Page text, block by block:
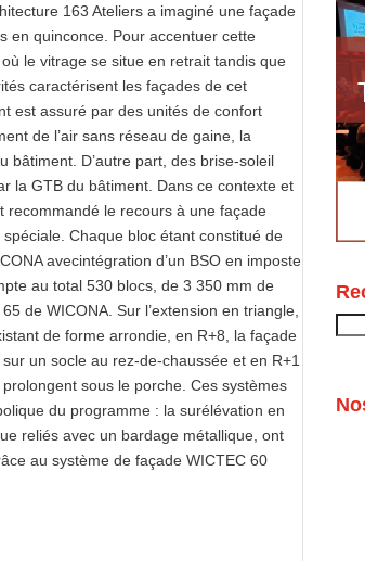
163 Ateliers a imaginé une façade
en quinconce. Pour accentuer cette
le vitrage se situe en retrait tandis que
caractérisent les façades de cet
est assuré par des unités de confort
de l’air sans réseau de gaine, la
bâtiment. D’autre part, des brise-soleil
la GTB du bâtiment. Dans ce contexte et
recommandé le recours à une façade
Chaque bloc étant constitué de
avecintégration d’un BSO en imposte
au total 530 blocs, de 3 350 mm de
de WICONA. Sur l’extension en triangle,
de forme arrondie, en R+8, la façade
un socle au rez-de-chaussée et en R+1
sous le porche. Ces systèmes
du programme : la surélévation en
reliés avec un bardage métallique, ont
au système de façade WICTEC 60